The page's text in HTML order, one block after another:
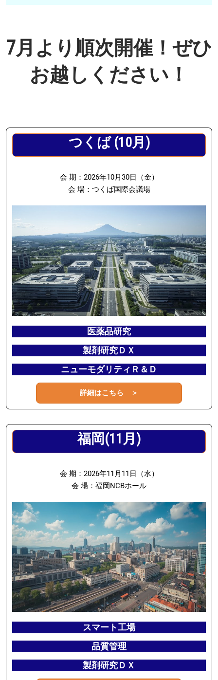
7月より順次開催！ぜひ
お越しください！
つくば (10月)
会 期：2026年10月30日（金）
会 場：つくば国際会議場
医薬品研究
製剤研究ＤＸ
ニューモダリティＲ＆Ｄ
詳細はこちら ＞
福岡(11月)
会 期：2026年11月11日（水）
会 場：福岡NCBホール
スマート工場
品質管理
製剤研究ＤＸ